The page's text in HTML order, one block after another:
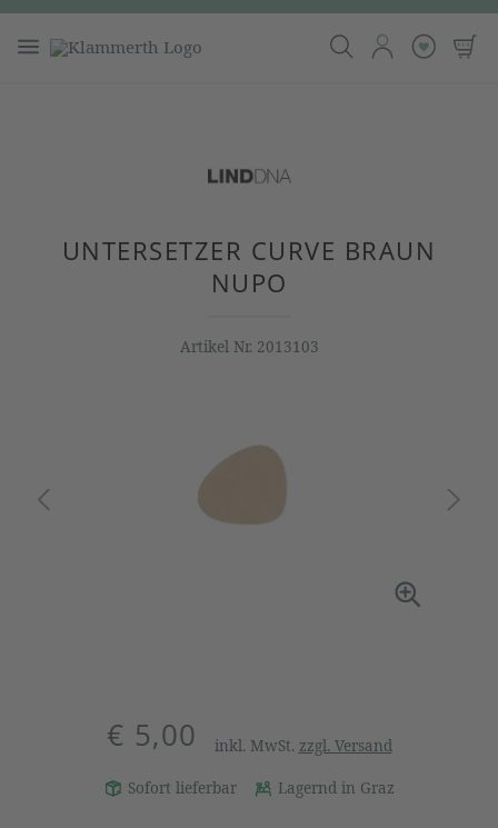
UNTERSETZER CURVE BRAUN
NUPO
Artikel Nr. 2013103
€ 5,00 inkl. MwSt. zzgl. Versand
Sofort lieferbar Lagernd in Graz